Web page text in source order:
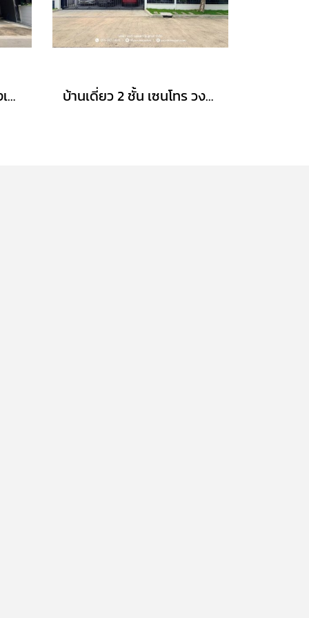
ทาวน์โฮม 3 ชั้น บ้านกลางเมือง งามวงศ์วาน (ขนาด 18 ตร.ว.) งามวงศ์วาน 47 แยก 6 (ซ.ชินเขต 2/6) ใกล้การไฟฟ้าส่วนภูมิภาค(สำนักงานใหญ่) หลักสี่ กทม. : Baan Klang Muang Ngamwongwan บ้านเดี่ยว 2 ชั้น เซนโทร วงแหวน-จตุโชติ (ขนาด 59 ตร.ว.) เดินทางง่าย ใกล้ทางด่วนนิดเดียว สามวาตะวันตก คลองสามวา กทม. : Centro Wongwaen-Chatuchot